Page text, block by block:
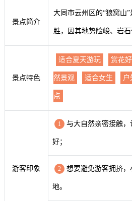
景点简介
大同市云州区的“狼窝山
胜，因其地势险峻、岩石
景点特色
适合夏天游玩 赏花
然景观 适合女生 户
点
游客印象
1 与大自然亲密接触
好；
2 想要避免游客拥挤
地。